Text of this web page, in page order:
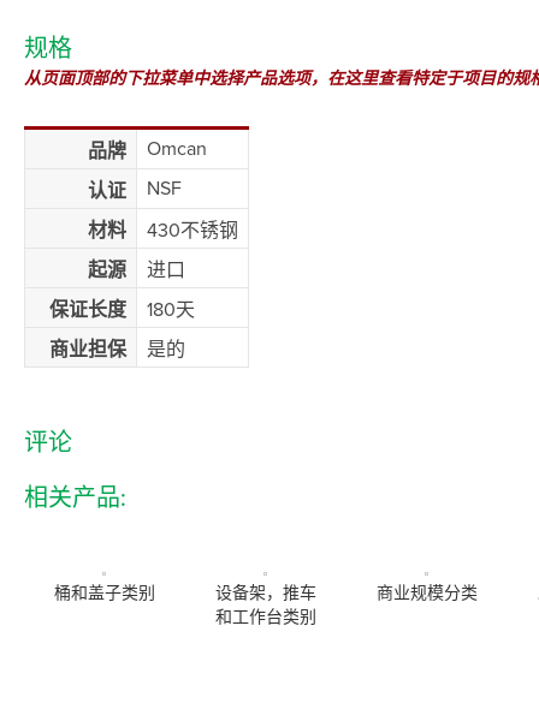
规格
从页面顶部的下拉菜单中选择产品选项，在这里查看特定于项目的规
品牌
Omcan
认证
NSF
材料
430不锈钢
起源
进口
保证长度
180天
商业担保
是的
评论
相关产品:
桶和盖子类别
设备架，推车
和工作台类别
商业规模分类